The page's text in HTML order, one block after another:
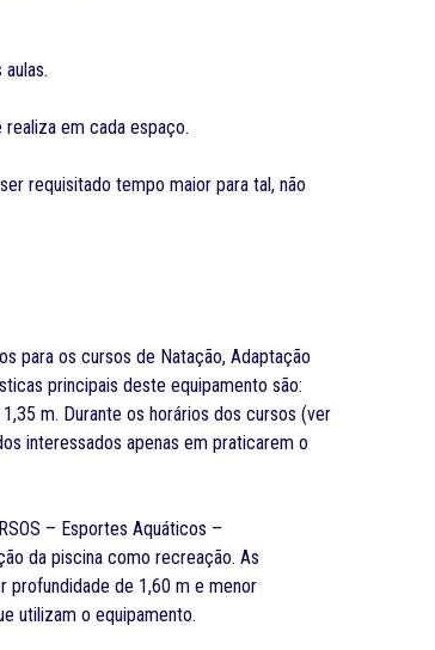
em cada espaço.
requisitado tempo maior para tal, não
para os cursos de Natação, Adaptação
principais deste equipamento são:
m. Durante os horários dos cursos (ver
interessados apenas em praticarem o
– Esportes Aquáticos –
da piscina como recreação. As
profundidade de 1,60 m e menor
utilizam o equipamento.